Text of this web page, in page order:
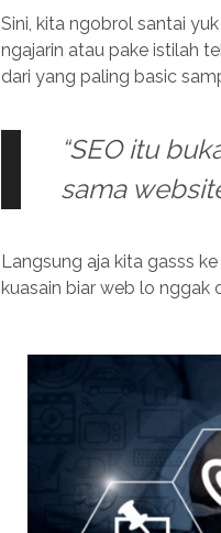
Sini, kita ngobrol santai
ngajarin atau pake istilah
dari yang paling basic
“SEO itu
sama
Langsung aja kita gasss
kuasain biar web lo nggak